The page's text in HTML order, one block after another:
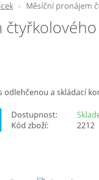
Měsíční pronájem
odlehčenou a skládací
Dostupnost:
Kód zboží:
2212